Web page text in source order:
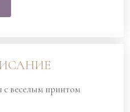
веселым принтом